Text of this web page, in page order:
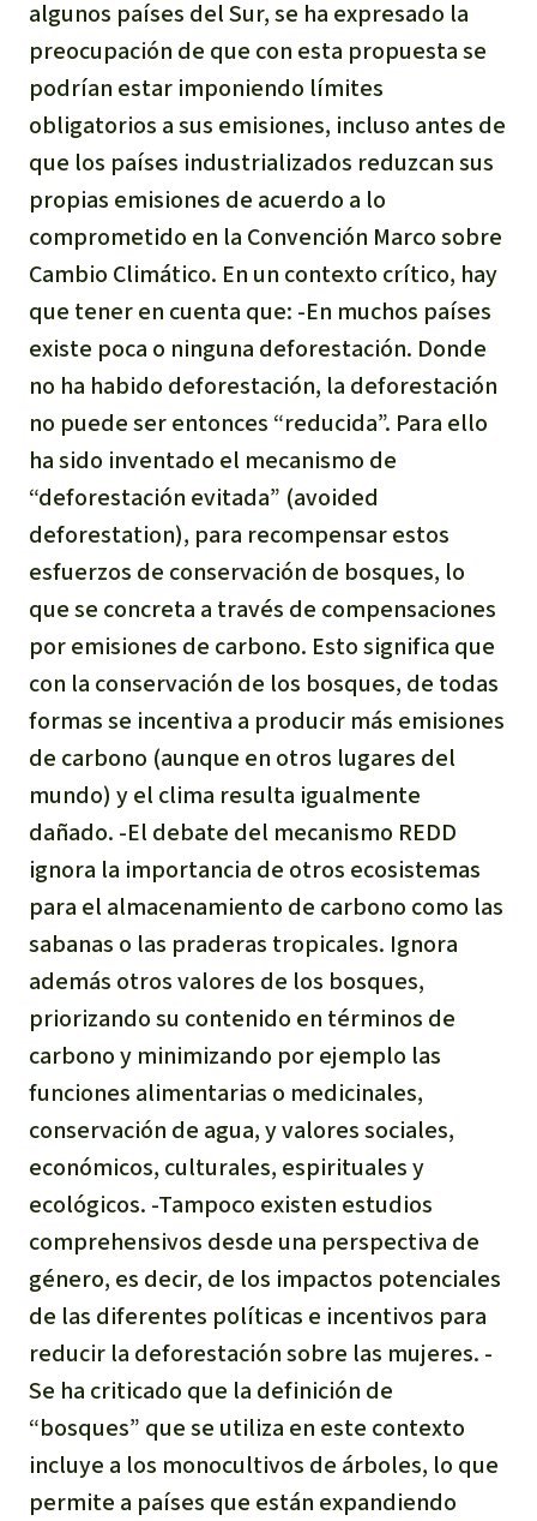
algunos países del Sur, se ha expresado la
preocupación de que con esta propuesta se
podrían estar imponiendo límites
obligatorios a sus emisiones, incluso antes de
que los países industrializados reduzcan sus
propias emisiones de acuerdo a lo
comprometido en la Convención Marco sobre
Cambio Climático. En un contexto crítico, hay
que tener en cuenta que: -En muchos países
existe poca o ninguna deforestación. Donde
no ha habido deforestación, la deforestación
no puede ser entonces “reducida”. Para ello
ha sido inventado el mecanismo de
“deforestación evitada” (avoided
deforestation), para recompensar estos
esfuerzos de conservación de bosques, lo
que se concreta a través de compensaciones
por emisiones de carbono. Esto significa que
con la conservación de los bosques, de todas
formas se incentiva a producir más emisiones
de carbono (aunque en otros lugares del
mundo) y el clima resulta igualmente
dañado. -El debate del mecanismo REDD
ignora la importancia de otros ecosistemas
para el almacenamiento de carbono como las
sabanas o las praderas tropicales. Ignora
además otros valores de los bosques,
priorizando su contenido en términos de
carbono y minimizando por ejemplo las
funciones alimentarias o medicinales,
conservación de agua, y valores sociales,
económicos, culturales, espirituales y
ecológicos. -Tampoco existen estudios
comprehensivos desde una perspectiva de
género, es decir, de los impactos potenciales
de las diferentes políticas e incentivos para
reducir la deforestación sobre las mujeres. -
Se ha criticado que la definición de
“bosques” que se utiliza en este contexto
incluye a los monocultivos de árboles, lo que
permite a países que están expandiendo